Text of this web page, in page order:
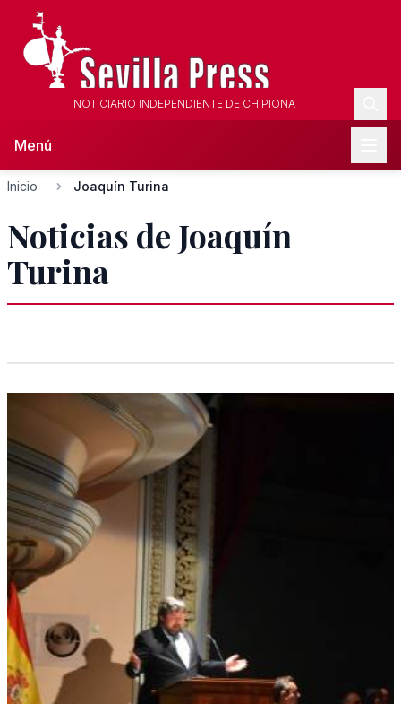
NOTICIARIO INDEPENDIENTE DE CHIPIONA
Menú
Inicio Joaquín Turina
Noticias de Joaquín
Turina